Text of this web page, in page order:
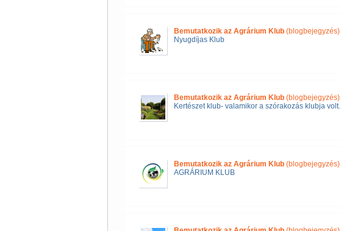
Bemutatkozik az Agrárium Klub(blogbejegyzés)
Nyugdíjas Klub
Bemutatkozik az Agrárium Klub(blogbejegyzés)
Kertészet klub- valamikor a szórakozás klubja volt.
Bemutatkozik az Agrárium Klub(blogbejegyzés)
AGRÁRIUM KLUB